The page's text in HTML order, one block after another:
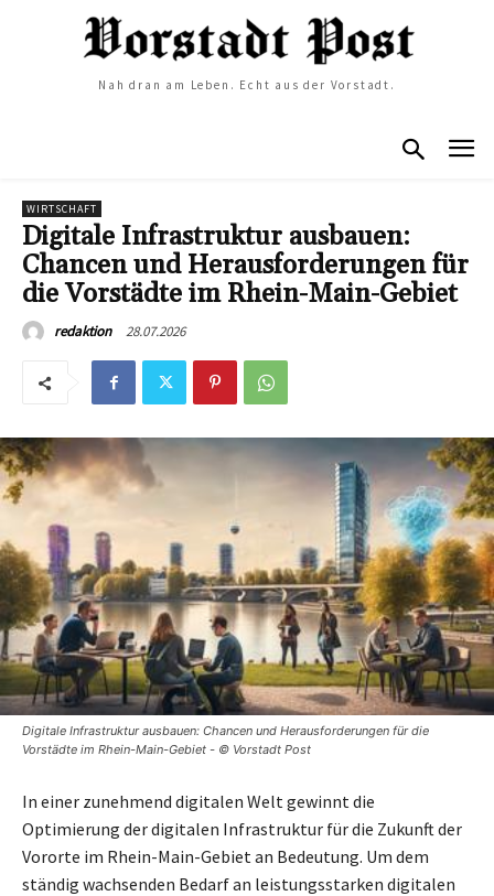
Nah dran am Leben. Echt aus der Vorstadt.
WIRTSCHAFT
Digitale Infrastruktur ausbauen:
Chancen und Herausforderungen für
die Vorstädte im Rhein-Main-Gebiet
redaktion 28.07.2026
Digitale Infrastruktur ausbauen: Chancen und Herausforderungen für die
Vorstädte im Rhein-Main-Gebiet - © Vorstadt Post
In einer zunehmend digitalen Welt gewinnt die
Optimierung der digitalen Infrastruktur für die Zukunft der
Vororte im Rhein-Main-Gebiet an Bedeutung. Um dem
ständig wachsenden Bedarf an leistungsstarken digitalen